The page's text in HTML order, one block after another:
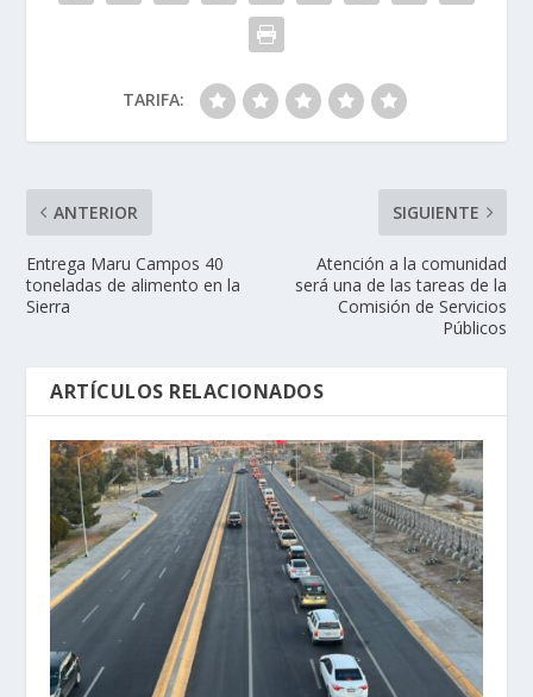
TARIFA:
ANTERIOR
Entrega Maru Campos 40
toneladas de alimento en la
Sierra
SIGUIENTE
Atención a la comunidad
será una de las tareas de la
Comisión de Servicios
Públicos
ARTÍCULOS RELACIONADOS